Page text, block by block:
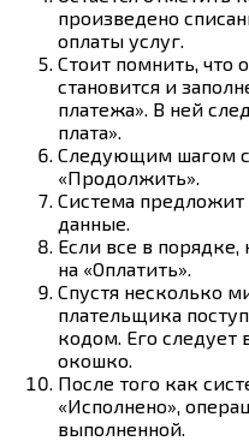
произведено
оплаты услуг.
Стоит помнить, что
становится и
платежа». В ней
плата».
Следующим шагом
«Продолжить».
Система
данные.
Если все в
на «Оплатить».
Спустя несколько
плательщика
кодом. Его следует
окошко.
После того как
«Исполнено»,
выполненной.